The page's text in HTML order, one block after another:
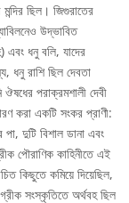
ছিল। জিগুরাতের
উদ্ভাবিত
ধনু বলি, যাদের
ধনু রাশি ছিল দেবতা
পরাক্রমশালী দেবী
করা একটি সংকর প্রাণী:
দুটি বিশাল ডানা এবং
পৌরাণিক কাহিনীতে এই
কিছুতে কমিয়ে দিয়েছিল,
সংস্কৃতিতে অর্থবহ ছিল